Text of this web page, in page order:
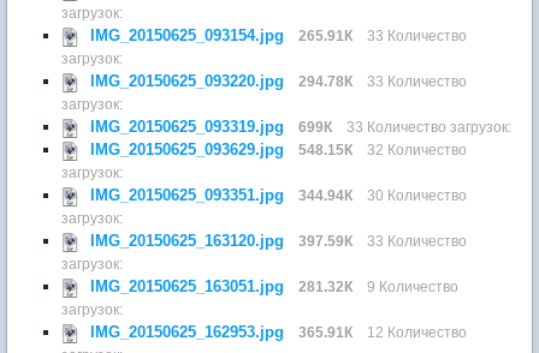
загрузок:
IMG_20150625_093154.jpg 265.91К
33 Количество
загрузок:
IMG_20150625_093220.jpg 294.78К
33 Количество
загрузок:
IMG_20150625_093319.jpg 699К 33 Количество загрузок:
IMG_20150625_093629.jpg 548.15К
32 Количество
загрузок:
IMG_20150625_093351.jpg 344.94К
30 Количество
загрузок:
IMG_20150625_163120.jpg 397.59К
33 Количество
загрузок:
IMG_20150625_163051.jpg 281.32К
9 Количество
загрузок:
IMG_20150625_162953.jpg 365.91К
12 Количество